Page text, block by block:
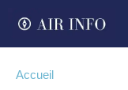
Accueil